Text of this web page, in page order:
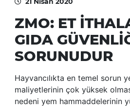
ZMO: ET
GIDA
SORUNUDUR
Hayvancılıkta en temel sorun
maliyetlerinin çok yüksek
nedeni yem hammaddelerinin